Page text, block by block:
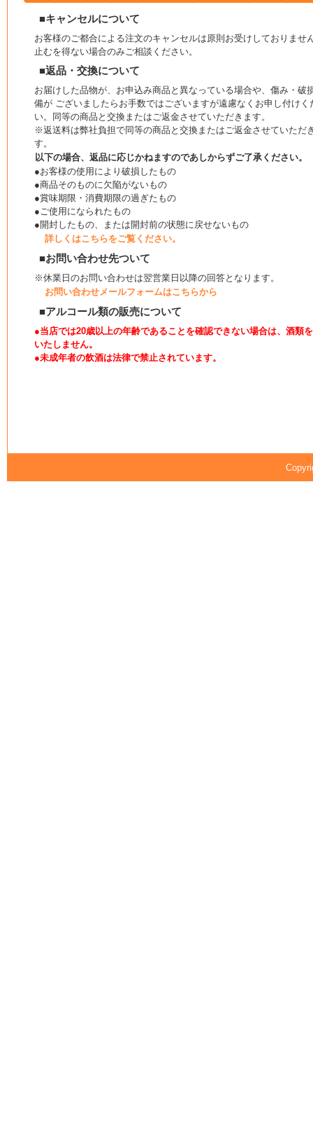
■キャンセルについて
お客様のご都合による注文のキャンセルは原則お受けしておりませ
止むを得ない場合のみご相談ください。
■返品・交換について
お届けした品物が、お申込み商品と異なっている場合や、傷み・破
備が ございましたらお手数ではございますが遠慮なくお申し付けく
い。同等の商品と交換またはご返金させていただきます。
※返送料は弊社負担で同等の商品と交換またはご返金させていただ
す。
以下の場合、返品に応じかねますのであしからずご了承ください。
●お客様の使用により破損したもの
●商品そのものに欠陥がないもの
●賞味期限・消費期限の過ぎたもの
●ご使用になられたもの
●開封したもの、または開封前の状態に戻せないもの
詳しくはこちらをご覧ください。
■お問い合わせ先ついて
※休業日のお問い合わせは翌営業日以降の回答となります。
お問い合わせメールフォームはこちらから
■アルコール類の販売について
●当店では20歳以上の年齢であることを確認できない場合は、酒類
いたしません。
●未成年者の飲酒は法律で禁止されています。